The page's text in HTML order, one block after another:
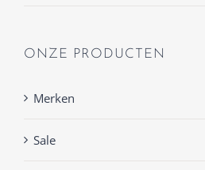
ONZE PRODUCTEN
Merken
Sale